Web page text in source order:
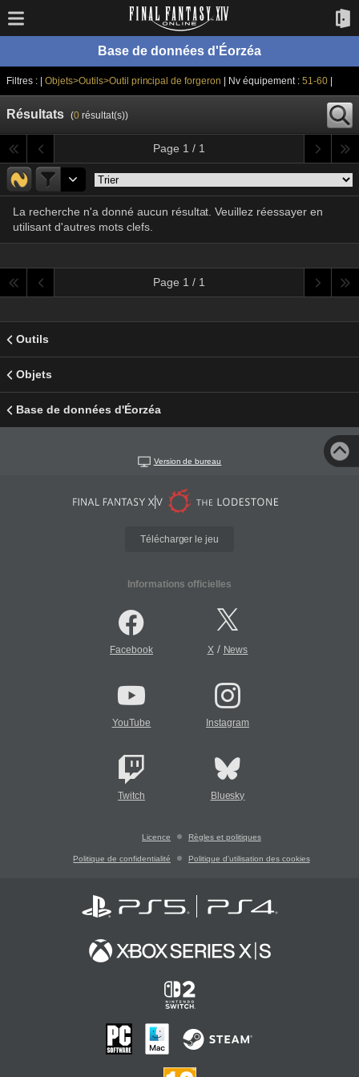
Base de données d'Éorzéa
Filtres : | Objets>Outils>Outil principal de forgeron | Nv équipement : 51-60|
Résultats (0résultat(s))
Page 1 / 1
La recherche n'a donné aucun résultat. Veuillez réessayer en
utilisant d'autres mots clefs.
Page 1 / 1
Outils
Objets
Base de données d'Éorzéa
Version de bureau
Télécharger le jeu
Informations officielles
Facebook X/ News
YouTube Instagram
Twitch Bluesky
Licence Règles et politiques
Politique de confidentialité Politique d'utilisation des cookies